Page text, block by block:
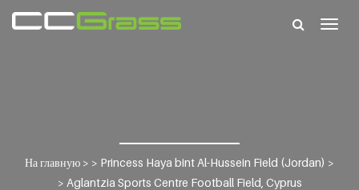
На главную > > Princess Haya bint Al-Hussein Field (Jordan) >
> Aglantzia Sports Centre Football Field, Cyprus